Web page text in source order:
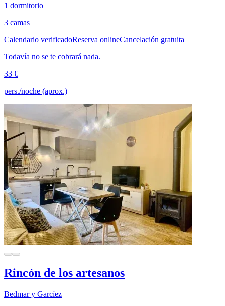
1 dormitorio
3 camas
Calendario verificadoReserva onlineCancelación gratuita
Todavía no se te cobrará nada.
33 €
pers./noche (aprox.)
Rincón de los artesanos
Bedmar y Garcíez